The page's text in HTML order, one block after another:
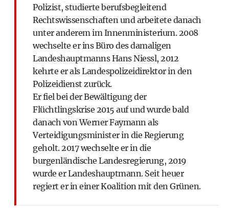
Polizist, studierte berufsbegleitend
Rechtswissenschaften und arbeitete danach
unter anderem im Innenministerium. 2008
wechselte er ins Büro des damaligen
Landeshauptmanns Hans Niessl, 2012
kehrte er als Landespolizeidirektor in den
Polizeidienst zurück.
Er fiel bei der Bewältigung der
Flüchtlingskrise 2015 auf und wurde bald
danach von Werner Faymann als
Verteidigungsminister in die Regierung
geholt. 2017 wechselte er in die
burgenländische Landesregierung, 2019
wurde er Landeshauptmann. Seit heuer
regiert er in einer Koalition mit den Grünen.